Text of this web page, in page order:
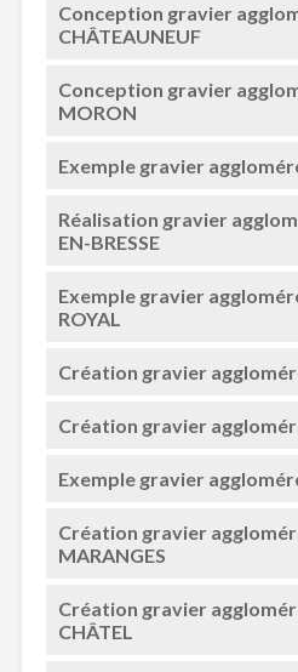
Conception gravier
CHÂTEAUNEUF
Conception gravier
MORON
Exemple gravier
Réalisation gravier
EN-BRESSE
Exemple gravier
ROYAL
Création gravier
Création gravier
Exemple gravier
Création gravier
MARANGES
Création gravier
CHÂTEL